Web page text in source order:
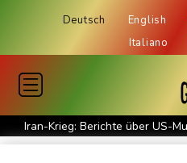
Deutsch English
Italiano
Iran-Krieg: Berichte über US-
neue Gespräche